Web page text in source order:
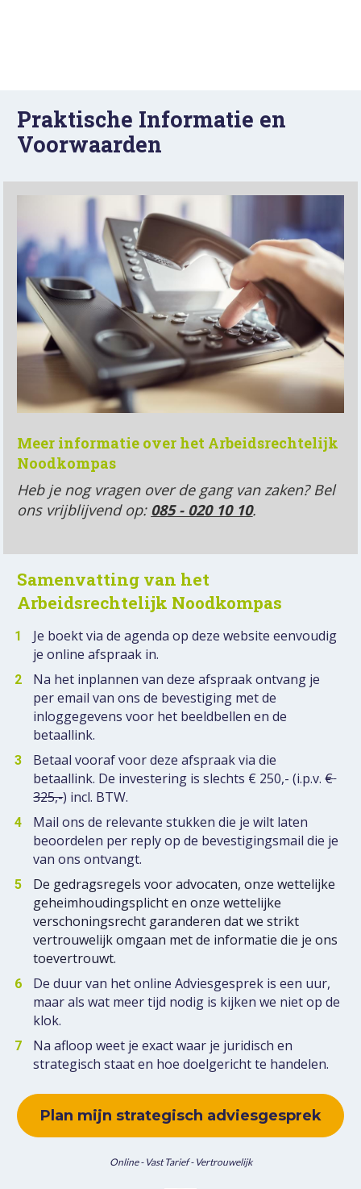
Praktische Informatie en
Voorwaarden
Meer informatie over het Arbeidsrechtelijk
Noodkompas
Heb je nog vragen over de gang van zaken? Bel
ons vrijblijvend op: 085 - 020 10 10.
Samenvatting van het
Arbeidsrechtelijk Noodkompas
Je boekt via de agenda op deze website eenvoudig
je online afspraak in.
Na het inplannen van deze afspraak ontvang je
per email van ons de bevestiging met de
inloggegevens voor het beeldbellen en de
betaallink.
Betaal vooraf voor deze afspraak via die
betaallink. De investering is slechts € 250,- (i.p.v. €
325,-) incl. BTW.
Mail ons de relevante stukken die je wilt laten
beoordelen per reply op de bevestigingsmail die je
van ons ontvangt.
De gedragsregels voor advocaten, onze wettelijke
geheimhoudingsplicht en onze wettelijke
verschoningsrecht garanderen dat we strikt
vertrouwelijk omgaan met de informatie die je ons
toevertrouwt.
De duur van het online Adviesgesprek is een uur,
maar als wat meer tijd nodig is kijken we niet op de
klok.
Na afloop weet je exact waar je juridisch en
strategisch staat en hoe doelgericht te handelen.
Plan mijn strategisch adviesgesprek
Online - Vast Tarief - Vertrouwelijk